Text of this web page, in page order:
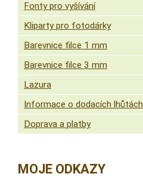
Fonty pro vyšívání
Kliparty pro fotodárky
Barevnice filce 1 mm
Barevnice filce 3 mm
Lazura
Informace o dodacích lhůtách
Doprava a platby
MOJE ODKAZY